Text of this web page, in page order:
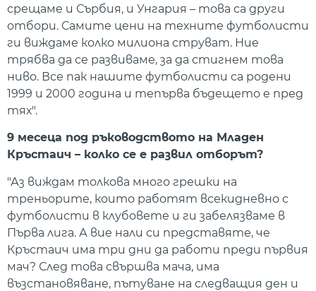
срещаме и Сърбия, и Унгария – това са други
отбори. Самите цени на техните футболисти
ги виждаме колко милиона струват. Ние
трябва да се развиваме, за да стигнем това
ниво. Все пак нашите футболисти са родени
1999 и 2000 година и тепърва бъдещето е пред
тях".
9 месеца под ръководството на Младен
Кръстаич – колко се е развил отборът?
"Аз виждам толкова много грешки на
треньорите, които работят всекидневно с
футболисти в клубовете и ги забелязваме в
Първа лига. А вие нали си представяте, че
Кръстаич има три дни да работи преди първия
мач? След това свършва мача, има
възстановяване, пътуване на следващия ден и